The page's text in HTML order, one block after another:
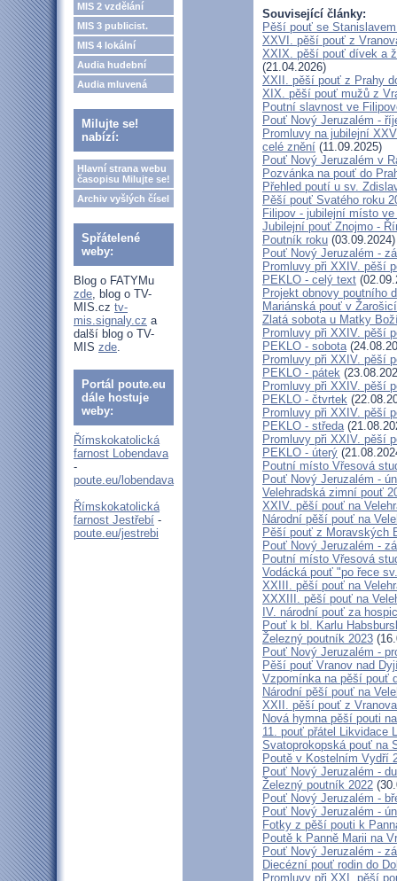
MIS 2 vzdělání
MIS 3 publicist.
MIS 4 lokální
Audia hudební
Audia mluvená
Milujte se!
nabízí:
Hlavní strana webu
časopisu Milujte se!
Archiv vyšlých čísel
Spřátelené
weby:
Blog o FATYMu
zde, blog o TV-
MIS.cz tv-
mis.signaly.cz a
další blog o TV-
MIS zde.
Portál poute.eu
dále hostuje
weby:
Římskokatolická
farnost Lobendava
-
poute.eu/lobendava
Římskokatolická
farnost Jestřebí -
poute.eu/jestrebi
Související články:
Pěší pouť se
XXVI. pěší pouť z
XXIX. pěší pouť dívek a
(21.04.2026)
XXII. pěší pouť z Prahy
XIX. pěší pouť mužů z
Poutní slavnost ve
Pouť Nový Jeruzalém -
Promluvy na jubilejní
celé znění (11.09.2025)
Pouť Nový Jeruzalém v
Pozvánka na pouť do
Přehled poutí u sv.
Pěší pouť Svatého roku
Filipov - jubilejní místo
Jubilejní pouť Znojmo -
Poutník roku (03.09.2024)
Pouť Nový Jeruzalém -
Promluvy při XXIV. pěší
PEKLO - celý text
Projekt obnovy poutního
Mariánská pouť v
Zlatá sobota u Matky
Promluvy při XXIV. pěší
PEKLO - sobota
Promluvy při XXIV. pěší
PEKLO - pátek
Promluvy při XXIV. pěší
PEKLO - čtvrtek
Promluvy při XXIV. pěší
PEKLO - středa
Promluvy při XXIV. pěší
PEKLO - úterý
Poutní místo Vřesová
Pouť Nový Jeruzalém -
Velehradská zimní pouť
XXIV. pěší pouť na
Národní pěší pouť na
Pěší pouť z Moravských
Pouť Nový Jeruzalém -
Poutní místo Vřesová
Vodácká pouť "po řece
XXIII. pěší pouť na
XXXIII. pěší pouť na
IV. národní pouť za
Pouť k bl. Karlu
Železný poutník 2023
Pouť Nový Jeruzalém -
Pěší pouť Vranov nad
Vzpomínka na pěší pouť
Národní pěší pouť na
XXII. pěší pouť z
Nová hymna pěší pouti
11. pouť přátel Likvidace
Svatoprokopská pouť na
Poutě v Kostelním Vydří
Pouť Nový Jeruzalém -
Železný poutník 2022
Pouť Nový Jeruzalém -
Pouť Nový Jeruzalém -
Fotky z pěší pouti k
Poutě k Panně Marii na
Pouť Nový Jeruzalém -
Diecézní pouť rodin do
Promluvy při XXI. pěší